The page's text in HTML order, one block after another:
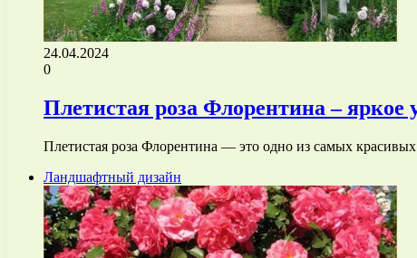
24.04.2024
0
Плетистая роза Флорентина –
Плетистая роза Флорентина — это одно из самых
Ландшафтный дизайн